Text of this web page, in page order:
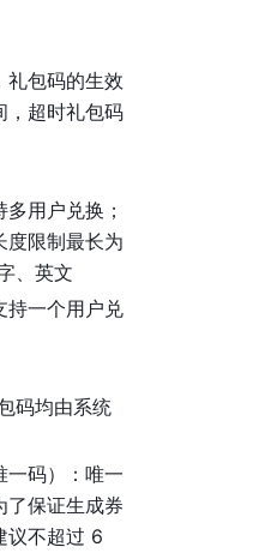
礼包码的生效
，超时礼包码
用户兑换；
度限制最长为
、英文
持一个用户兑
码均由系统
一码）：唯一
了保证生成券
议不超过 6